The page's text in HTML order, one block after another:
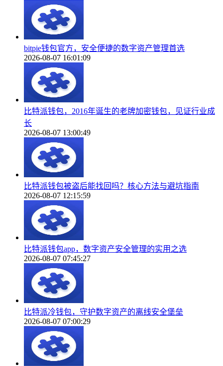
bitpie钱包官方，安全便捷的数字资产管理首选
2026-08-07 16:01:09
比特派钱包，2016年诞生的老牌加密钱包，见证行业成
长
2026-08-07 13:00:49
比特派钱包被盗后能找回吗？核心方法与避坑指南
2026-08-07 12:15:59
比特派钱包app，数字资产安全管理的实用之选
2026-08-07 07:45:27
比特派冷钱包，守护数字资产的离线安全堡垒
2026-08-07 07:00:29